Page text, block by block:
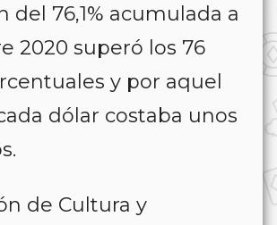
del 76,1% acumulada a
2020 superó los 76
y por aquel
dólar costaba unos
de Cultura y